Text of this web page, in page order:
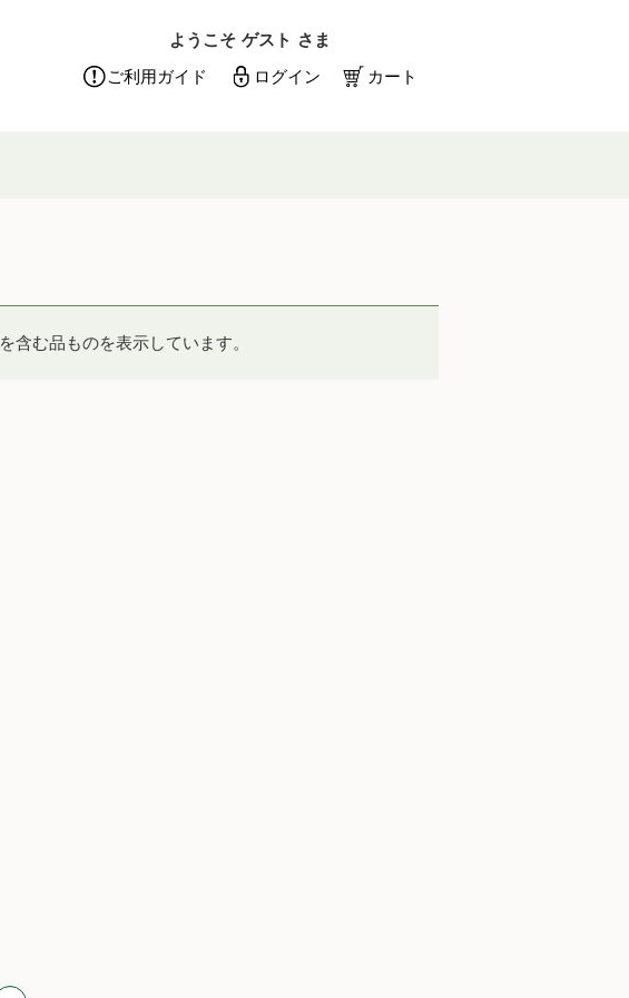
ようこそ ゲスト さま
ご利用ガイド
ログイン カート
含む品ものを表示しています。